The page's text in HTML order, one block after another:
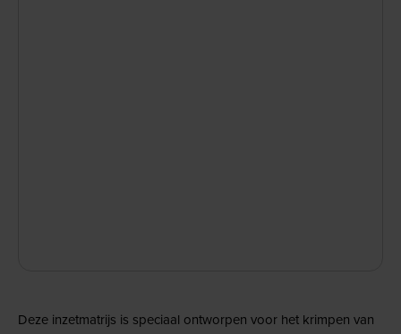
Deze inzetmatrijs is speciaal ontworpen voor het krimpen van